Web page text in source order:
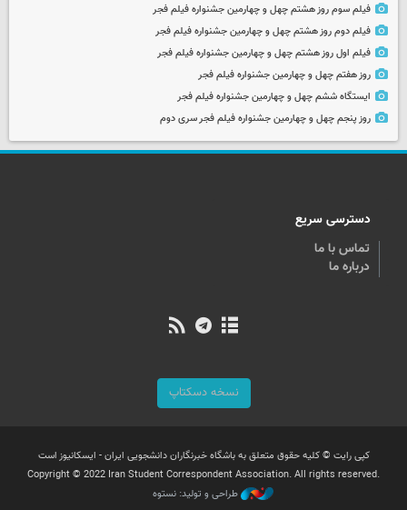
فیلم سوم روز هشتم چهل و چهارمین جشنواره فیلم فجر
فیلم دوم روز هشتم چهل و چهارمین جشنواره فیلم فجر
فیلم اول روز هشتم چهل و چهارمین جشنواره فیلم فجر
روز هفتم چهل و چهارمین جشنواره فیلم فجر
ایستگاه ششم چهل و چهارمین جشنواره فیلم فجر
روز پنجم چهل و چهارمین جشنواره فیلم فجر سری دوم
دسترسی سریع
تماس با ما
درباره ما
نسخه دسکتاپ
کپی رایت © کلیه حقوق متعلق به باشگاه خبرنگاران دانشجویی ایران - ایسکانیوز است
Copyright © 2022 Iran Student Correspondent Association. All rights reserved.
طراحی و تولید: نستوه